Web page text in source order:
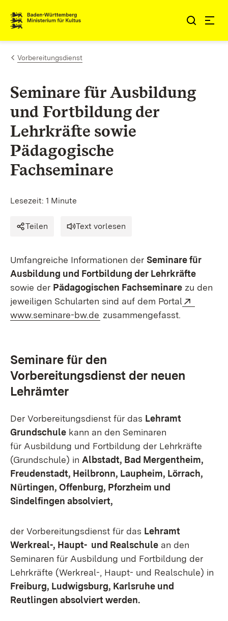
Zum Inhalt springen
Link zur Startseite
Vorbereitungsdienst
Seminare für Ausbildung
und Fortbildung der
Lehrkräfte sowie
Pädagogische
Fachseminare
Lesezeit: 1 Minute
Teilen Text vorlesen
Umfangreiche Informationen der Seminare für
Ausbildung und Fortbildung der Lehrkräfte
sowie der Pädagogischen Fachseminare zu den
jeweiligen Schularten sind auf dem Portal
www.seminare-bw.de (Öffnet in neuem Fenster)
zusammengefasst.
Seminare für den
Vorbereitungsdienst der neuen
Lehrämter
Der Vorbereitungsdienst für das Lehramt
Grundschule kann an den Seminaren
für Ausbildung und Fortbildung der Lehrkräfte
(Grundschule) in Albstadt, Bad Mergentheim,
Freudenstadt, Heilbronn, Laupheim, Lörrach,
Nürtingen, Offenburg, Pforzheim und
Sindelfingen absolviert,
der Vorbereitungsdienst für das Lehramt
Werkreal-, Haupt- und Realschule an den
Seminaren für Ausbildung und Fortbildung der
Lehrkräfte (Werkreal-, Haupt- und Realschule) in
Freiburg, Ludwigsburg, Karlsruhe und
Reutlingen absolviert werden.